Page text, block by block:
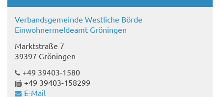
Verbandsgemeinde Westliche Börde
Einwohnermeldeamt Gröningen
Marktstraße 7
39397 Gröningen
+49 39403-1580
+49 39403-158299
E-Mail